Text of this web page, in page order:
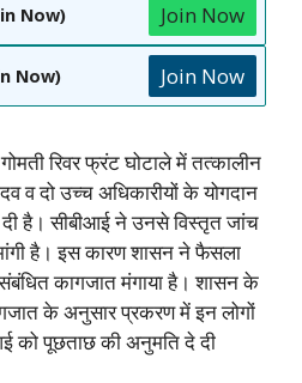
Now) Join Now
Now) Join Now
गोमती रिवर फ्रंट घोटाले में तत्कालीन
व दो उच्च अधिकारीयों के योगदान
है। सीबीआई ने उनसे विस्तृत जांच
है। इस कारण शासन ने फैसला
कागजात मंगाया है। शासन के
के अनुसार प्रकरण में इन लोगों
को पूछताछ की अनुमति दे दी